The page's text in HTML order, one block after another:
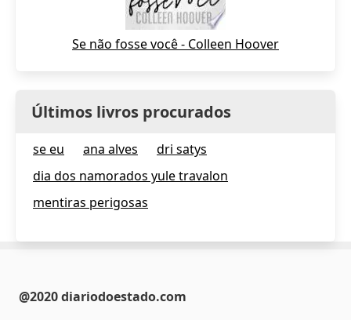
Se não fosse você - Colleen Hoover
Últimos livros procurados
se eu ana alves
dri satys
dia dos namorados yule travalon
mentiras perigosas
@2020 diariodoestado.com